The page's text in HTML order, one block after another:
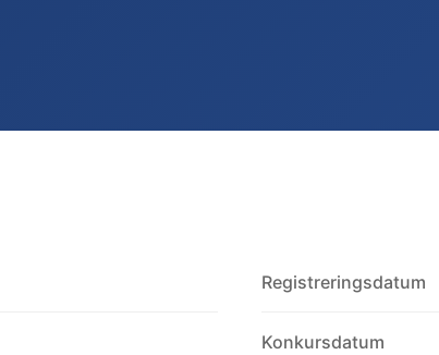
Registreringsdatum
Konkursdatum